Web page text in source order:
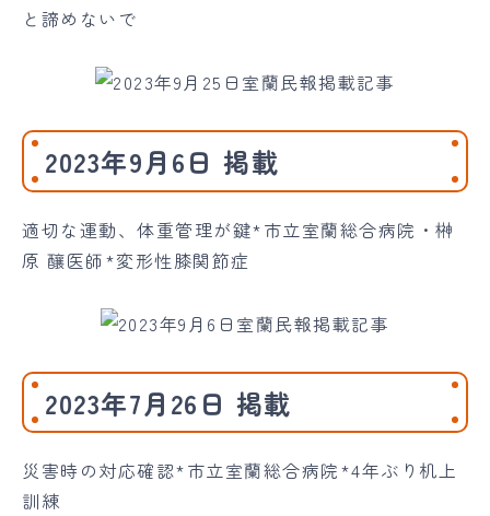
と諦めないで
2023年9月6日 掲載
適切な運動、体重管理が鍵*市立室蘭総合病院・榊
原 釀医師*変形性膝関節症
2023年7月26日 掲載
災害時の対応確認*市立室蘭総合病院*4年ぶり机上
訓練